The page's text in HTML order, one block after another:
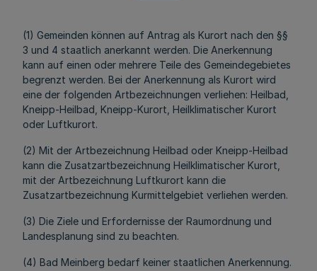
(1) Gemeinden können auf Antrag als Kurort nach den §§
3 und 4 staatlich anerkannt werden. Die Anerkennung
kann auf einen oder mehrere Teile des Gemeindegebietes
begrenzt werden. Bei der Anerkennung als Kurort wird
eine der folgenden Artbezeichnungen verliehen: Heilbad,
Kneipp-Heilbad, Kneipp-Kurort, Heilklimatischer Kurort
oder Luftkurort.
(2) Mit der Artbezeichnung Heilbad oder Kneipp-Heilbad
kann die Zusatzartbezeichnung Heilklimatischer Kurort,
mit der Artbezeichnung Luftkurort kann die
Zusatzartbezeichnung Kurmittelgebiet verliehen werden.
(3) Die Ziele und Erfordernisse der Raumordnung und
Landesplanung sind zu beachten.
(4) Bad Meinberg bedarf keiner staatlichen Anerkennung.